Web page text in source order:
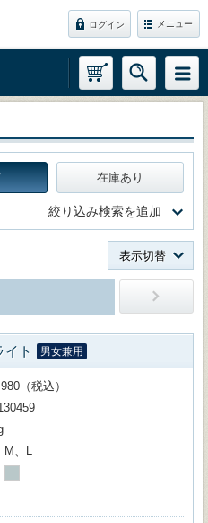
ログイン メニュー
在庫あり
絞り込み検索を追加
表示切替
イト 男女兼用
（税込）
M、L